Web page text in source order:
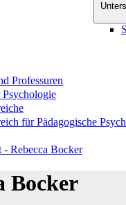
Professuren
für Pädagogische
- Rebecca Bocker
Bocker